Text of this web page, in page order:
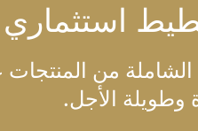
من المنتجات
وطويلة الأجل.